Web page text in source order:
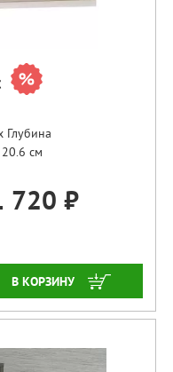
см
720 ₽
ЗАКАЗАТЬ